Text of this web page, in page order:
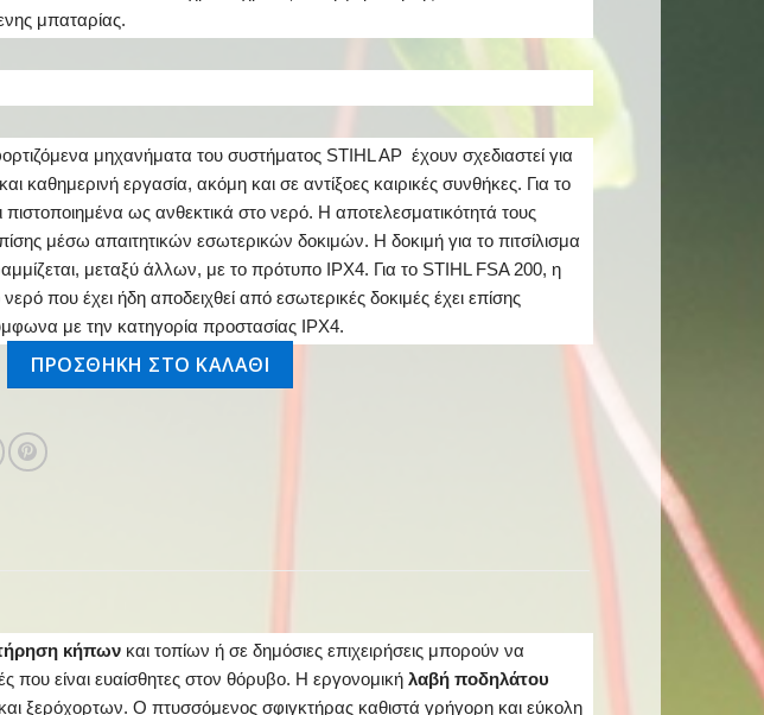
μπαταρίας.
μηχανήματα του συστήματος STIHL AP έχουν σχεδιαστεί για
καθημερινή εργασία, ακόμη και σε αντίξοες καιρικές συνθήκες. Για το
πιστοποιημένα ως ανθεκτικά στο νερό. Η αποτελεσματικότητά τους
μέσω απαιτητικών εσωτερικών δοκιμών. Η δοκιμή για το πιτσίλισμα
μεταξύ άλλων, με το πρότυπο IPX4. Για το STIHL FSA 200, η
που έχει ήδη αποδειχθεί από εσωτερικές δοκιμές έχει επίσης
με την κατηγορία προστασίας IPX4.
FSA 200.0 ποσότητα
ΠΡΟΣΘΗΚΗ ΣΤΟ ΚΑΛΑΘΙ
κήπων και τοπίων ή σε δημόσιες επιχειρήσεις μπορούν να
που είναι ευαίσθητες στον θόρυβο. Η εργονομική λαβή ποδηλάτου
ξερόχορτων. Ο πτυσσόμενος σφιγκτήρας καθιστά γρήγορη και εύκολη